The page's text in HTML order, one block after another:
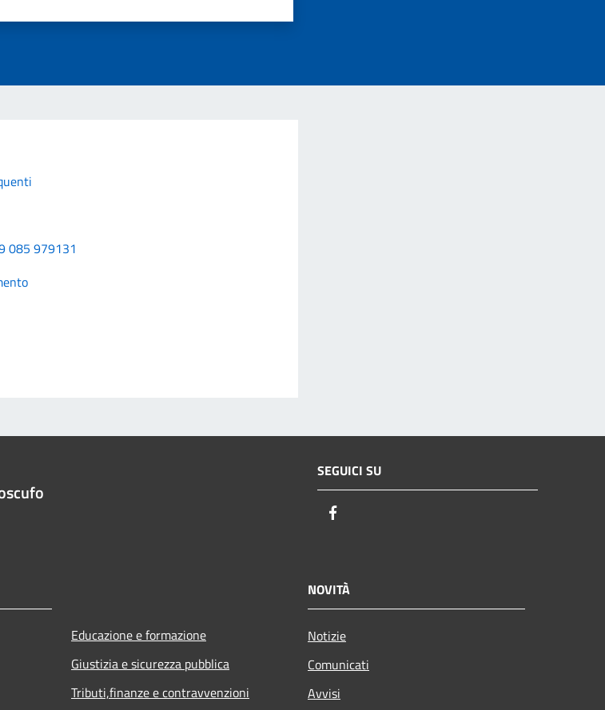
085 979131
SEGUICI SU
Educazione e formazione
Giustizia e sicurezza pubblica
Tributi,finanze e contravvenzioni
NOVITÀ
Notizie
Comunicati
Avvisi